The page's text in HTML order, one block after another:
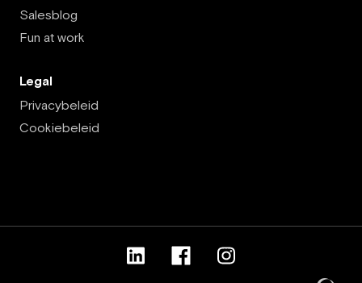
Salesblog
Fun at work
Legal
Privacybeleid
Cookiebeleid